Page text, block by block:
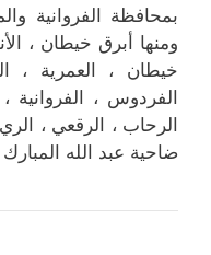
بمحافظة الفروانية
ومنها أبرق خيطان ،
خيطان ، العمرية ،
الفردوس ، الفروانية
الرحاب ، الرقعي ،
ضاحية عبد الله